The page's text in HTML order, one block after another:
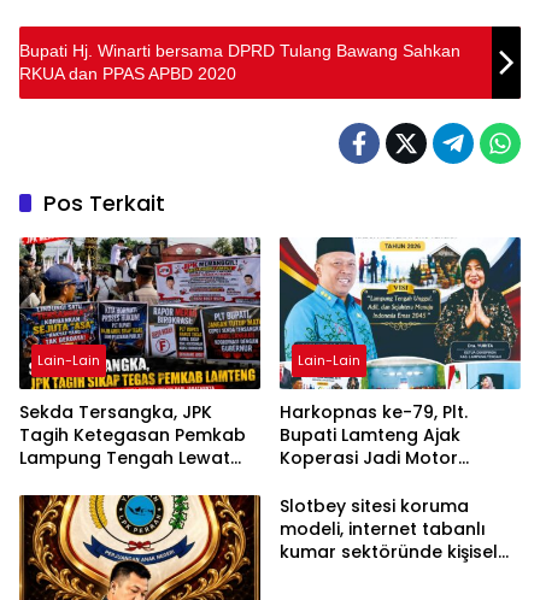
Bupati Hj. Winarti bersama DPRD Tulang Bawang Sahkan
RKUA dan PPAS APBD 2020
Pos Terkait
Lain-Lain
Sekda Tersangka, JPK
Tagih Ketegasan Pemkab
Lampung Tengah Lewat
Lain-Lain
Harkopnas ke-79, Plt.
Bupati Lamteng Ajak
Koperasi Jadi Motor
Slotbey sitesi koruma
modeli, internet tabanlı
kumar sektöründe kişisel